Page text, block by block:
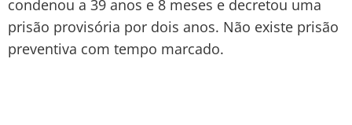
condenou a 39 anos e 8 meses e decretou uma
prisão provisória por dois anos. Não existe prisão
preventiva com tempo marcado.